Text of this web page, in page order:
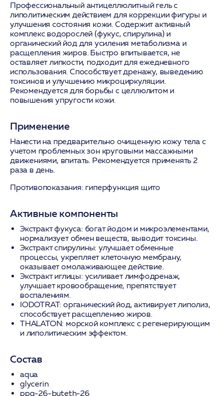
Профессиональный антицеллюлитный гель с
липолитическим действием для коррекции фигуры и
улучшения состояния кожи. Содержит активный
комплекс водорослей (фукус, спирулина) и
органический йод для усиления метаболизма и
расщепления жиров. Быстро впитывается, не
оставляет липкости, подходит для ежедневного
использования. Способствует дренажу, выведению
токсинов и улучшению микроциркуляции.
Рекомендуется для борьбы с целлюлитом и
повышения упругости кожи.
Применение
Нанести на предварительно очищенную кожу тела с
учетом проблемных зон круговыми массажными
движениями, впитать. Рекомендуется применять 2
раза в день.
Противопоказания: гиперфункция щито
Активные компоненты
Экстракт фукуса: богат йодом и микроэлементами,
нормализует обмен веществ, выводит токсины.
Экстракт спирулины: улучшает обменные
процессы, укрепляет клеточную мембрану,
оказывает омолаживающее действие.
Экстракт иглицы: усиливает лимфодренаж,
улучшает кровообращение, препятствует
воспалениям.
IODOTRAT: органический йод, активирует липолиз,
способствует расщеплению жиров.
THALATON: морской комплекс с регенерирующим
и липолитическим эффектом.
Состав
aqua
glycerin
ppg-26-buteth-26